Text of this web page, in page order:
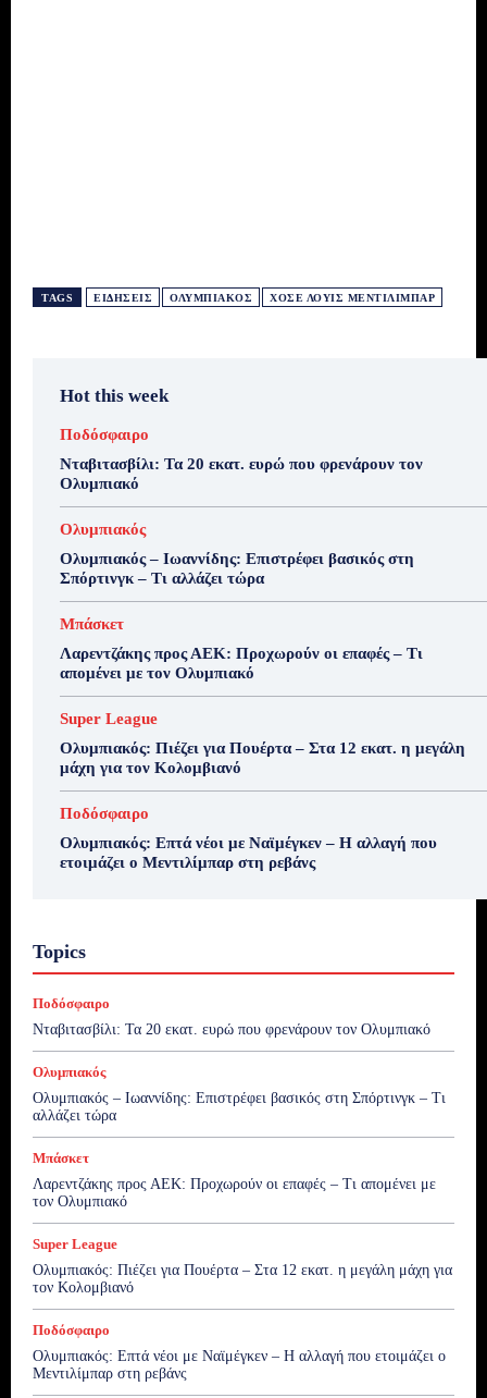
TAGS ΕΙΔΗΣΕΙΣ ΟΛΥΜΠΙΑΚΌΣ ΧΟΣΈ ΛΟΥΊΣ ΜΕΝΤΙΛΊΜΠΑΡ
Hot this week
Ποδόσφαιρο
Νταβιτασβίλι: Τα 20 εκατ. ευρώ που φρενάρουν τον
Ολυμπιακό
Ολυμπιακός
Ολυμπιακός – Ιωαννίδης: Επιστρέφει βασικός στη
Σπόρτινγκ – Τι αλλάζει τώρα
Μπάσκετ
Λαρεντζάκης προς ΑΕΚ: Προχωρούν οι επαφές – Τι
απομένει με τον Ολυμπιακό
Super League
Ολυμπιακός: Πιέζει για Πουέρτα – Στα 12 εκατ. η μεγάλη
μάχη για τον Κολομβιανό
Ποδόσφαιρο
Ολυμπιακός: Επτά νέοι με Ναϊμέγκεν – Η αλλαγή που
ετοιμάζει ο Μεντιλίμπαρ στη ρεβάνς
Topics
Ποδόσφαιρο
Νταβιτασβίλι: Τα 20 εκατ. ευρώ που φρενάρουν τον Ολυμπιακό
Ολυμπιακός
Ολυμπιακός – Ιωαννίδης: Επιστρέφει βασικός στη Σπόρτινγκ – Τι
αλλάζει τώρα
Μπάσκετ
Λαρεντζάκης προς ΑΕΚ: Προχωρούν οι επαφές – Τι απομένει με
τον Ολυμπιακό
Super League
Ολυμπιακός: Πιέζει για Πουέρτα – Στα 12 εκατ. η μεγάλη μάχη για
τον Κολομβιανό
Ποδόσφαιρο
Ολυμπιακός: Επτά νέοι με Ναϊμέγκεν – Η αλλαγή που ετοιμάζει ο
Μεντιλίμπαρ στη ρεβάνς